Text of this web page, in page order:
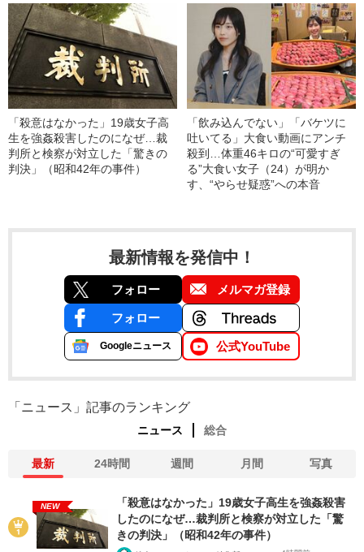
「殺意はなかった」19歳女子高
生を強姦殺害したのになぜ…裁
判所と検察が対立した「驚きの
判決」（昭和42年の事件）
「飲み込んでない」「バケツに
吐いてる」大食い動画にアンチ
殺到…体重46キロの“可愛すぎ
る”大食い女子（24）が明か
す、“やらせ疑惑”への本音
最新情報を発信中！
フォロー メルマガ登録
フォロー
Googleニュース 公式YouTube
「ニュース」記事のランキング
ニュース 総合
最新 24時間 週間 月間 写真
NEW
「殺意はなかった」19歳女子高生を強姦殺害
したのになぜ…裁判所と検察が対立した「驚
きの判決」（昭和42年の事件）